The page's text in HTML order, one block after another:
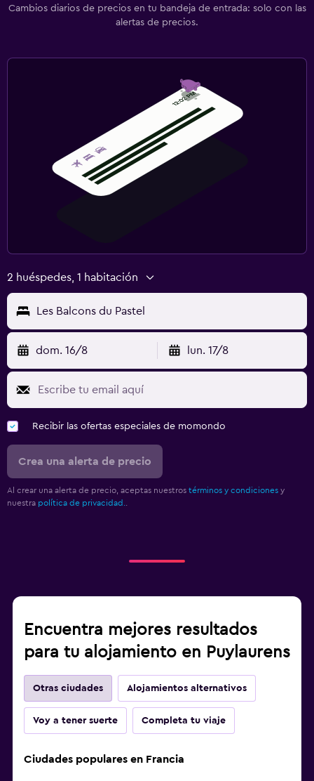
Cambios diarios de precios en tu bandeja de entrada: solo con las
alertas de precios.
2 huéspedes, 1 habitación
Les Balcons du Pastel
dom. 16/8 lun. 17/8
Recibir las ofertas especiales de momondo
Crea una alerta de precio
Al crear una alerta de precio, aceptas nuestros términos y condiciones y
nuestra política de privacidad.
Encuentra mejores resultados
para tu alojamiento en Puylaurens
Otras ciudades Alojamientos alternativos
Voy a tener suerte Completa tu viaje
Ciudades populares en Francia